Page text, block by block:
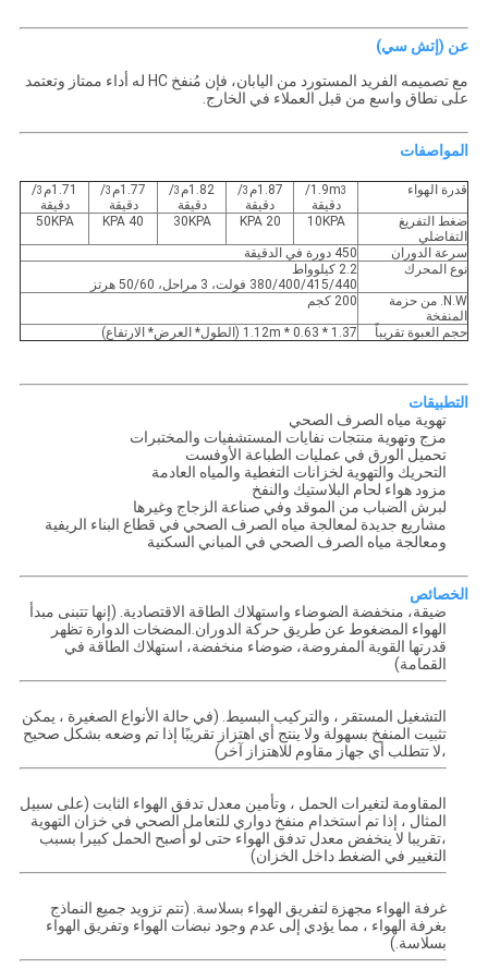
عن (إتش سي)
مع تصميمه الفريد المستورد من اليابان، فإن مُنفخ HC له أداء ممتاز وتعتمد
على نطاق واسع من قبل العملاء في الخارج.
المواصفات
قدرة الهواء 1.9m3
/
دقيقة
1.87م 3
/
دقيقة
1.82م 3
/
دقيقة
1.77م 3
/
دقيقة
1.71م 3
/
دقيقة
ضغط التفريغ
التفاضلي
10KPA
20 KPA
30KPA
40 KPA
50KPA
سرعة الدوران
450 دورة في الدقيقة
نوع المحرك
2.2 كيلوواط
380/400/415/440 فولت، 3 مراحل، 50/60 هرتز
N.W. من حزمة
المنفخة
200 كجم
حجم العبوة تقريباً 1.37 * 0.63 * 1.12m (الطول* العرض* الارتفاع)
التطبيقات
تهوية مياه الصرف الصحي
مزج وتهوية منتجات نفايات المستشفيات والمختبرات
تحميل الورق في عمليات الطباعة الأوفست
التحريك والتهوية لخزانات التغطية والمياه العادمة
مزود هواء لحام البلاستيك والنفخ
لبرش الضباب من الموقد وفي صناعة الزجاج وغيرها
مشاريع جديدة لمعالجة مياه الصرف الصحي في قطاع البناء الريفية
ومعالجة مياه الصرف الصحي في المباني السكنية
الخصائص
ضيقة، منخفضة الضوضاء واستهلاك الطاقة الاقتصادية. (إنها تتبنى مبدأ
الهواء المضغوط عن طريق حركة الدوران.المضخات الدوارة تظهر
قدرتها القوية المفروضة، ضوضاء منخفضة، استهلاك الطاقة في
القمامة)
التشغيل المستقر ، والتركيب البسيط. (في حالة الأنواع الصغيرة ، يمكن
تثبيت المنفخ بسهولة ولا ينتج أي اهتزاز تقريبًا إذا تم وضعه بشكل صحيح
،لا تتطلب أي جهاز مقاوم للاهتزاز آخر)
المقاومة لتغيرات الحمل ، وتأمين معدل تدفق الهواء الثابت (على سبيل
المثال ، إذا تم استخدام منفخ دواري للتعامل الصحي في خزان التهوية
،تقريبا لا ينخفض معدل تدفق الهواء حتى لو أصبح الحمل كبيرا بسبب
التغيير في الضغط داخل الخزان)
غرفة الهواء مجهزة لتفريق الهواء بسلاسة. (تتم تزويد جميع النماذج
بغرفة الهواء ، مما يؤدي إلى عدم وجود نبضات الهواء وتفريق الهواء
بسلاسة.)